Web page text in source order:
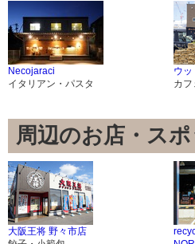
Necojaraci
イタリアン・パスタ
ウッ
カフ
周辺のお店・スポ
大阪王将 野々市店